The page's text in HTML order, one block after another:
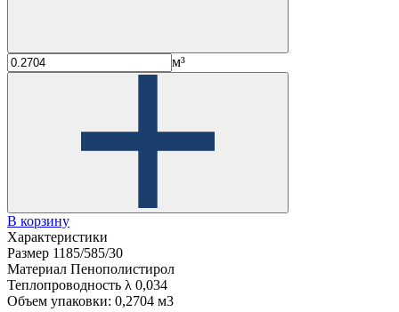
м³
В корзину
Характеристики
Размер 1185/585/30
Материал Пенополистирол
Теплопроводность λ 0,034
Объем упаковки: 0,2704 м3